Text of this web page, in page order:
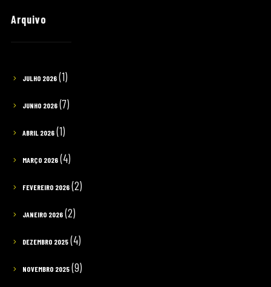
Arquivo
JULHO 2026(1)
JUNHO 2026(7)
ABRIL 2026(1)
MARÇO 2026(4)
FEVEREIRO 2026(2)
JANEIRO 2026(2)
DEZEMBRO 2025(4)
NOVEMBRO 2025(9)